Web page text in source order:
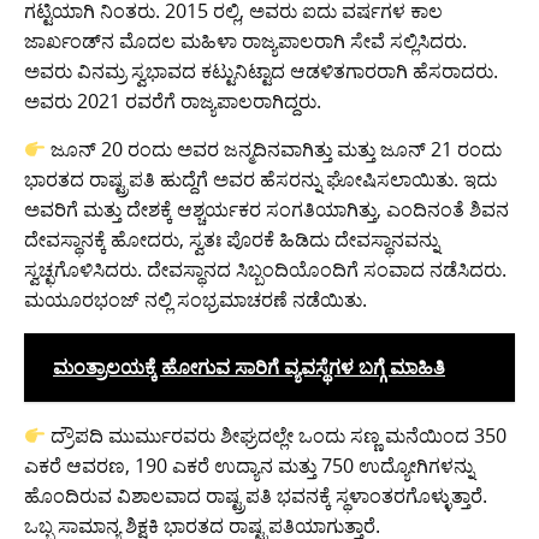
ಗಟ್ಟಿಯಾಗಿ ನಿಂತರು. 2015 ರಲ್ಲಿ, ಅವರು ಐದು ವರ್ಷಗಳ ಕಾಲ
ಜಾರ್ಖಂಡ್‌ನ ಮೊದಲ ಮಹಿಳಾ ರಾಜ್ಯಪಾಲರಾಗಿ ಸೇವೆ ಸಲ್ಲಿಸಿದರು.
ಅವರು ವಿನಮ್ರ ಸ್ವಭಾವದ ಕಟ್ಟುನಿಟ್ಟಾದ ಆಡಳಿತಗಾರರಾಗಿ ಹೆಸರಾದರು.
ಅವರು 2021 ರವರೆಗೆ ರಾಜ್ಯಪಾಲರಾಗಿದ್ದರು.
ಜೂನ್ 20 ರಂದು ಅವರ ಜನ್ಮದಿನವಾಗಿತ್ತು ಮತ್ತು ಜೂನ್ 21 ರಂದು
ಭಾರತದ ರಾಷ್ಟ್ರಪತಿ ಹುದ್ದೆಗೆ ಅವರ ಹೆಸರನ್ನು ಘೋಷಿಸಲಾಯಿತು. ಇದು
ಅವರಿಗೆ ಮತ್ತು ದೇಶಕ್ಕೆ ಆಶ್ಚರ್ಯಕರ ಸಂಗತಿಯಾಗಿತ್ತು, ಎಂದಿನಂತೆ ಶಿವನ
ದೇವಸ್ಥಾನಕ್ಕೆ ಹೋದರು, ಸ್ವತಃ ಪೊರಕೆ ಹಿಡಿದು ದೇವಸ್ಥಾನವನ್ನು
ಸ್ವಚ್ಛಗೊಳಿಸಿದರು. ದೇವಸ್ಥಾನದ ಸಿಬ್ಬಂದಿಯೊಂದಿಗೆ ಸಂವಾದ ನಡೆಸಿದರು.
ಮಯೂರಭಂಜ್ ನಲ್ಲಿ ಸಂಭ್ರಮಾಚರಣೆ ನಡೆಯಿತು.
ಮಂತ್ರಾಲಯಕ್ಕೆ ಹೋಗುವ ಸಾರಿಗೆ ವ್ಯವಸ್ಥೆಗಳ ಬಗ್ಗೆ ಮಾಹಿತಿ
ದ್ರೌಪದಿ ಮುರ್ಮುರವರು ಶೀಘ್ರದಲ್ಲೇ ಒಂದು ಸಣ್ಣ ಮನೆಯಿಂದ 350
ಎಕರೆ ಆವರಣ, 190 ಎಕರೆ ಉದ್ಯಾನ ಮತ್ತು 750 ಉದ್ಯೋಗಿಗಳನ್ನು
ಹೊಂದಿರುವ ವಿಶಾಲವಾದ ರಾಷ್ಟ್ರಪತಿ ಭವನಕ್ಕೆ ಸ್ಥಳಾಂತರಗೊಳ್ಳುತ್ತಾರೆ.
ಒಬ್ಬ ಸಾಮಾನ್ಯ ಶಿಕ್ಷಕಿ ಭಾರತದ ರಾಷ್ಟ್ರಪತಿಯಾಗುತ್ತಾರೆ.